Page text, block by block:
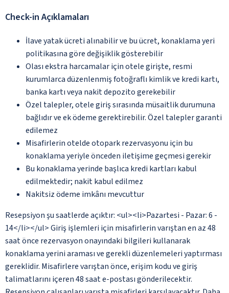
Check-in Açıklamaları
İlave yatak ücreti alınabilir ve bu ücret, konaklama yeri
politikasına göre değişiklik gösterebilir
Olası ekstra harcamalar için otele girişte, resmi
kurumlarca düzenlenmiş fotoğraflı kimlik ve kredi kartı,
banka kartı veya nakit depozito gerekebilir
Özel talepler, otele giriş sırasında müsaitlik durumuna
bağlıdır ve ek ödeme gerektirebilir. Özel talepler garanti
edilemez
Misafirlerin otelde otopark rezervasyonu için bu
konaklama yeriyle önceden iletişime geçmesi gerekir
Bu konaklama yerinde başlıca kredi kartları kabul
edilmektedir; nakit kabul edilmez
Nakitsiz ödeme imkânı mevcuttur
Resepsiyon şu saatlerde açıktır: <ul><li>Pazartesi - Pazar: 6 -
14</li></ul> Giriş işlemleri için misafirlerin varıştan en az 48
saat önce rezervasyon onayındaki bilgileri kullanarak
konaklama yerini araması ve gerekli düzenlemeleri yaptırması
gereklidir. Misafirlere varıştan önce, erişim kodu ve giriş
talimatlarını içeren 48 saat e-postası gönderilecektir.